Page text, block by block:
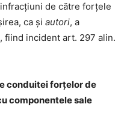
de către forțele
ca și autori, a
, fiind incident art. 297 alin.
conduitei forțelor de
componentele sale